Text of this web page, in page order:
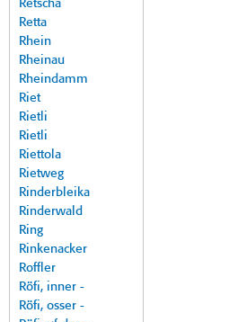
Retscha
Retta
Rhein
Rheinau
Rheindamm
Riet
Rietli
Rietli
Riettola
Rietweg
Rinderbleika
Rinderwald
Ring
Rinkenacker
Roffler
Röfi, inner -
Röfi, osser -